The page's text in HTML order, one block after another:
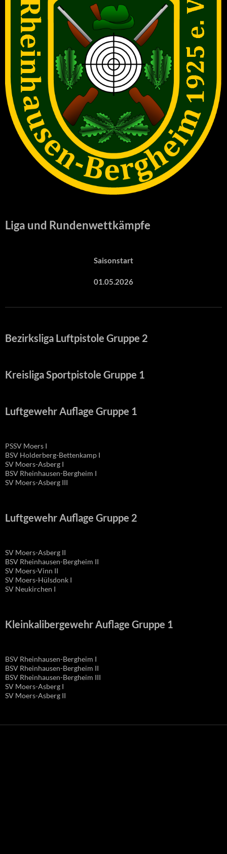
Liga und Rundenwettkämpfe
Saisonstart
01.05.2026
Bezirksliga Luftpistole Gruppe 2
Kreisliga Sportpistole Gruppe 1
Luftgewehr Auflage Gruppe 1
PSSV Moers I
BSV Holderberg-Bettenkamp I
SV Moers-Asberg I
BSV Rheinhausen-Bergheim I
SV Moers-Asberg III
Luftgewehr Auflage Gruppe 2
SV Moers-Asberg II
BSV Rheinhausen-Bergheim II
SV Moers-Vinn II
SV Moers-Hülsdonk I
SV Neukirchen I
Kleinkalibergewehr Auflage Gruppe 1
BSV Rheinhausen-Bergheim I
BSV Rheinhausen-Bergheim II
BSV Rheinhausen-Bergheim III
SV Moers-Asberg I
SV Moers-Asberg II